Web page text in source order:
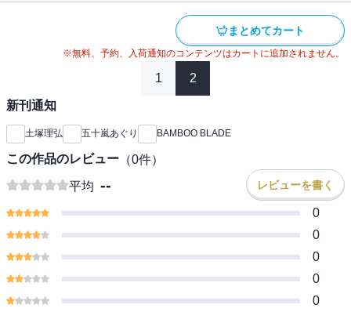
まとめてカート
※無料、予約、入荷通知のコンテンツはカートに追加されません。
1 2
新刊通知
土塚理弘 五十嵐あぐり BAMBOO BLADE
この作品のレビュー （0件）
平均 -- レビューを書く
0
0
0
0
0